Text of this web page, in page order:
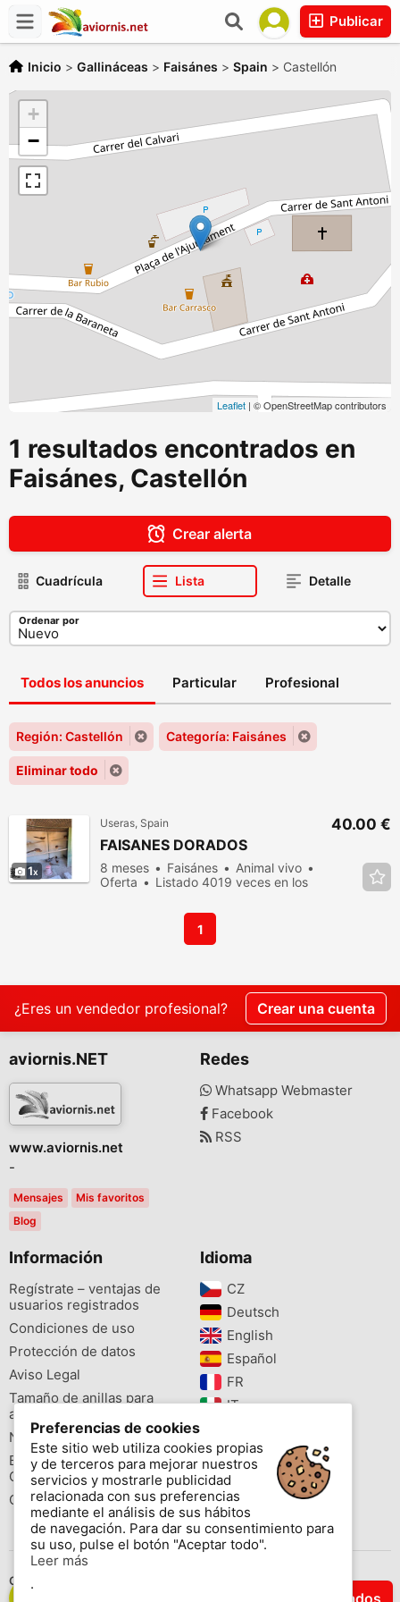
Publicar
Inicio > Gallináceas > Faisánes > Spain > Castellón
+
−
Leaflet | © OpenStreetMap contributors
1 resultados encontrados en
Faisánes, Castellón
Filtrar Resultados
Crear alerta
Cuadrícula Lista Detalle
Ordenar por
Todos los anuncios Particular Profesional
Región: Castellón Categoría: Faisánes
Eliminar todo
1
Useras, Spain
FAISANES DORADOS
8 meses Faisánes
Animal vivo
Oferta
Listado 4019 veces en los
40.00 €
1
¿Eres un vendedor profesional? Crear una cuenta
aviornis.NET
www.aviornis.net
-
Mensajes
Mis favoritos
Blog
Redes
Whatsapp Webmaster
Facebook
RSS
Información
Regístrate – ventajas de
usuarios registrados
Condiciones de uso
Protección de datos
Aviso Legal
Tamaño de anillas para
aves
Newsletter
Buscador de especies
Cites
Colores de las anillas
Idioma
CZ‎
Deutsch‎
English‎
Español‎
FR‎
IT‎
PL‎
PT‎
Preferencias de cookies
Este sitio web utiliza cookies propias
y de terceros para mejorar nuestros
servicios y mostrarle publicidad
relacionada con sus preferencias
mediante el análisis de sus hábitos
de navegación. Para dar su consentimiento para
su uso, pulse el botón "Aceptar todo".
Leer más
.
Contáctenos
Copyright © 2026 www.aviornis.net Tablón de anuncios gratis.